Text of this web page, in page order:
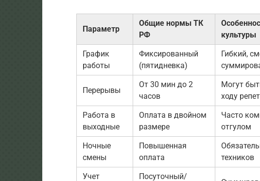
Параметр
Общие нормы ТК
РФ
культуры
График
работы
Фиксированный
(пятидневка)
Гибкий,
Перерывы
От 30 мин до 2
часов
Могут
ходу
Работа в
выходные
Оплата в двойном
размере
Часто
отгулом
Ночные
смены
Повышенная
оплата
техников
Учет
Посуточный/